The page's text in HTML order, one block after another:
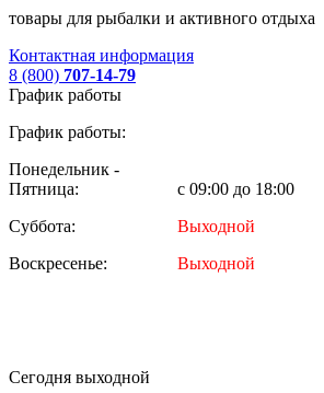
товары для рыбалки и активного отдыха
Контактная информация
8 (800) 707-14-79
График работы
График работы:
Понедельник -
Пятница:
с 09:00 до 18:00
Суббота:
Выходной
Воскресенье:
Выходной
Сегодня выходной